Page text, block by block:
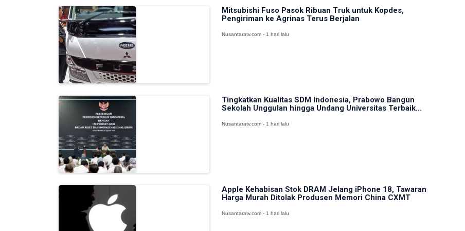
Mitsubishi Fuso Pasok Ribuan Truk untuk Kopdes,
Pengiriman ke Agrinas Terus Berjalan
Nusantaratv.com - 1 hari lalu
Tingkatkan Kualitas SDM Indonesia, Prabowo Bangun
Sekolah Unggulan hingga Undang Universitas Terbaik...
Nusantaratv.com - 1 hari lalu
Apple Kehabisan Stok DRAM Jelang iPhone 18, Tawaran
Harga Murah Ditolak Produsen Memori China CXMT
Nusantaratv.com - 1 hari lalu